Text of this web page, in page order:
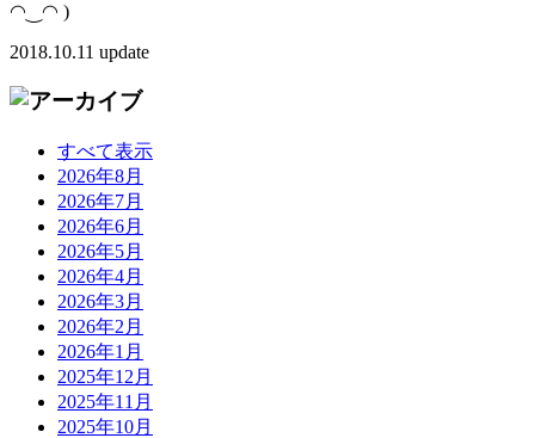
◠‿◠ )
2018.10.11 update
すべて表示
2026年8月
2026年7月
2026年6月
2026年5月
2026年4月
2026年3月
2026年2月
2026年1月
2025年12月
2025年11月
2025年10月